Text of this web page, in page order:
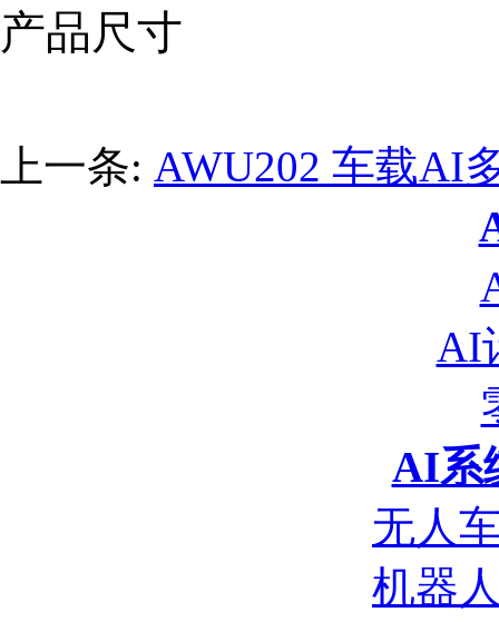
产品尺寸
上一条: AWU202 车载AI
AI
AI系
无人
机器